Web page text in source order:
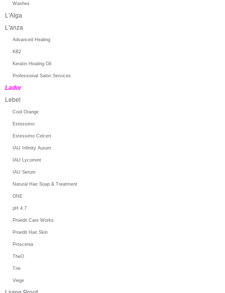
Washes
L'Alga
L'anza
Advanced Healing
KB2
Keratin Healing Oil
Professional Salon Services
Lador
Lebel
Cool Orange
Estessimo
Estessimo Celcert
IAU Infinity Aurum
IAU Lycomint
IAU Serum
Natural Hair Soap & Treatment
ONE
pH 4.7
Proedit Care Works
Proedit Hair Skin
Proscenia
TheO
Trie
Viege